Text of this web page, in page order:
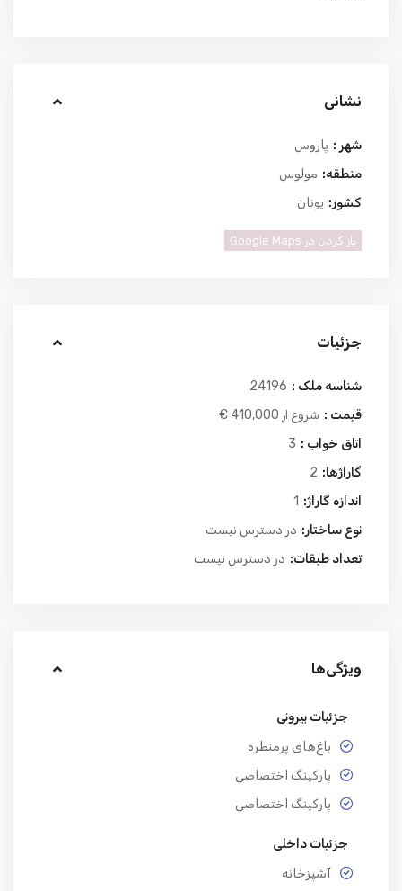
نشانی
شهر : پاروس
منطقه: مولوس
کشور: یونان
باز کردن در Google Maps
جزئیات
شناسه ملک : 24196
قیمت : شروع از
اتاق خواب : 3
گاراژها: 2
اندازه گاراژ: 1
نوع ساختار: در دسترس نیست
تعداد طبقات: در دسترس نیست
ویژگی‌ها
جزئیات بیرونی
باغ‌های پرمنظره
پارکینگ اختصاصی
پارکینگ اختصاصی
جزئیات داخلی
آشپزخانه